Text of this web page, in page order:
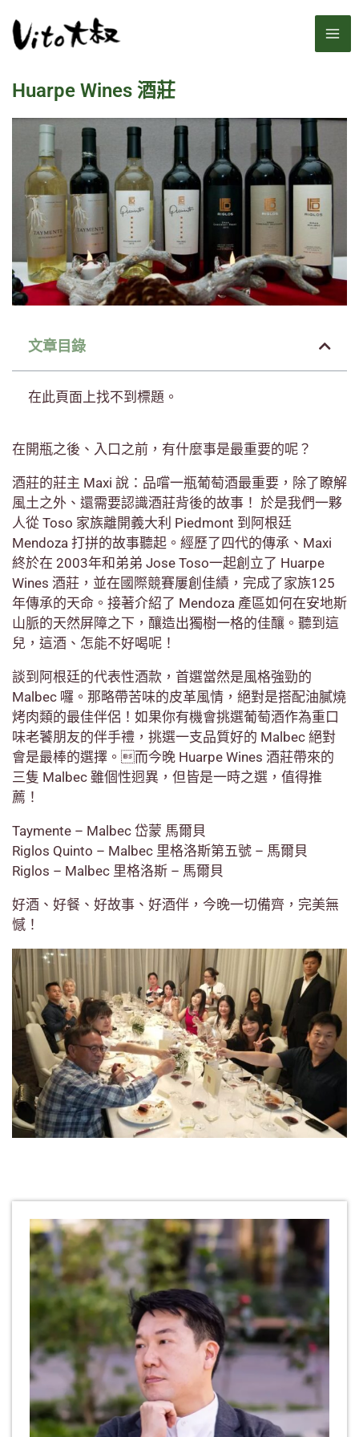
至
Huarpe Wines 酒莊
文章目錄
在此頁面上找不到標題。
在開瓶之後、入口之前，有什麼事是最重要的呢？
酒莊的莊主 Maxi 說：品嚐一瓶葡萄酒最重要，除了瞭解
風土之外、還需要認識酒莊背後的故事！ 於是我們一夥
人從 Toso 家族離開義大利 Piedmont 到阿根廷
Mendoza 打拼的故事聽起。經歷了四代的傳承、Maxi
終於在 2003年和弟弟 Jose Toso一起創立了 Huarpe
Wines 酒莊，並在國際競賽屢創佳績，完成了家族125
年傳承的天命。接著介紹了 Mendoza 產區如何在安地斯
山脈的天然屏障之下，釀造出獨樹一格的佳釀。聽到這
兒，這酒、怎能不好喝呢！
談到阿根廷的代表性酒款，首選當然是風格強勁的
Malbec 囉。那略帶苦味的皮革風情，絕對是搭配油膩燒
烤肉類的最佳伴侶！如果你有機會挑選葡萄酒作為重口
味老饕朋友的伴手禮，挑選一支品質好的 Malbec 絕對
會是最棒的選擇。而今晚 Huarpe Wines 酒莊帶來的
三隻 Malbec 雖個性迥異，但皆是一時之選，值得推
薦！
Taymente – Malbec 岱蒙 馬爾貝
Riglos Quinto – Malbec 里格洛斯第五號 – 馬爾貝
Riglos – Malbec 里格洛斯 – 馬爾貝
好酒、好餐、好故事、好酒伴，今晚一切備齊，完美無
憾！